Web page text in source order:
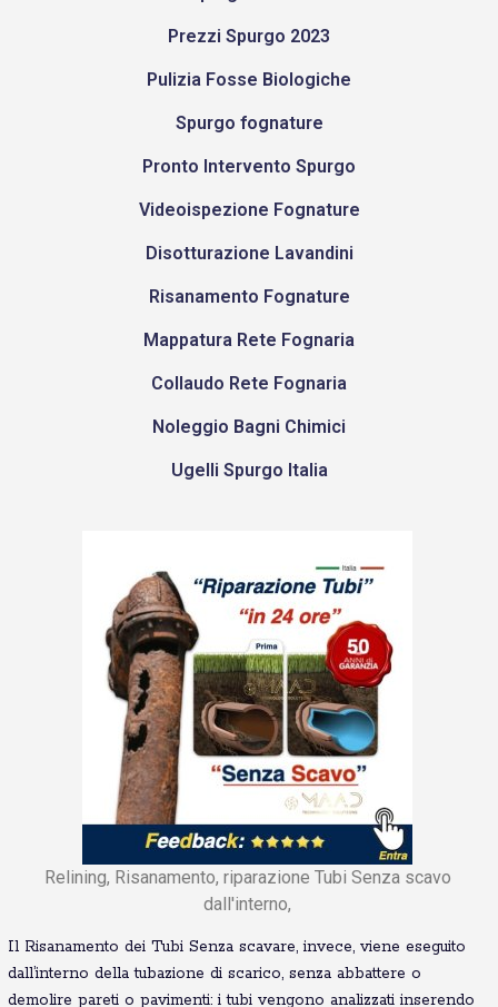
Prezzi Spurgo 2023
Pulizia Fosse Biologiche
Spurgo fognature
Pronto Intervento Spurgo
Videoispezione Fognature
Disotturazione Lavandini
Risanamento Fognature
Mappatura Rete Fognaria
Collaudo Rete Fognaria
Noleggio Bagni Chimici
Ugelli Spurgo Italia
Relining, Risanamento, riparazione Tubi Senza scavo
dall'interno,
Il Risanamento dei Tubi Senza scavare, invece, viene eseguito
dall’interno della tubazione di scarico, senza abbattere o
demolire pareti o pavimenti: i tubi vengono analizzati inserendo